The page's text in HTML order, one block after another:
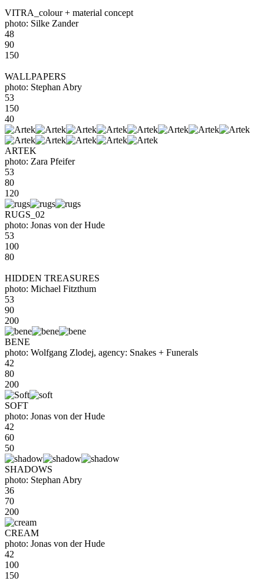
VITRA_colour + material concept
photo: Silke Zander
48
90
150
WALLPAPERS
photo: Stephan Abry
53
150
40
ARTEK
photo: Zara Pfeifer
53
80
120
RUGS_02
photo: Jonas von der Hude
53
100
80
HIDDEN TREASURES
photo: Michael Fitzthum
53
90
200
BENE
photo: Wolfgang Zlodej, agency: Snakes + Funerals
42
80
200
SOFT
photo: Jonas von der Hude
42
60
50
SHADOWS
photo: Stephan Abry
36
70
200
CREAM
photo: Jonas von der Hude
42
100
150